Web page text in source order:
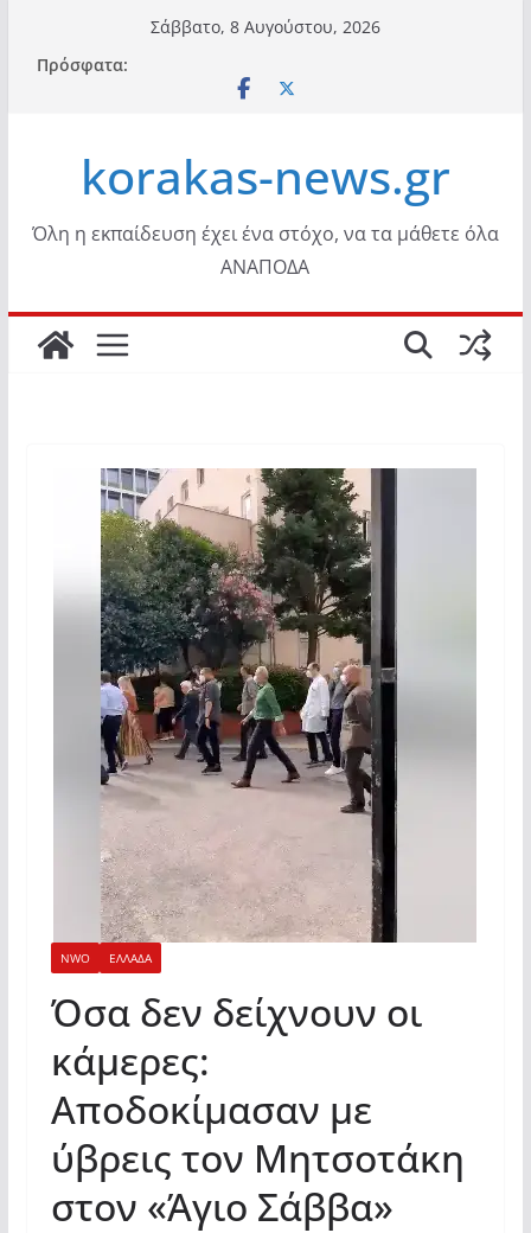
περιεχόμενο
Σάββατο, 8 Αυγούστου, 2026
Πρόσφατα:
korakas-news.gr
Όλη η εκπαίδευση έχει ένα στόχο, να τα μάθετε όλα
ΑΝΑΠΟΔΑ
NWO ΕΛΛΑΔΑ
Όσα δεν δείχνουν οι
κάμερες:
Αποδοκίμασαν με
ύβρεις τον Μητσοτάκη
στον «Άγιο Σάββα»